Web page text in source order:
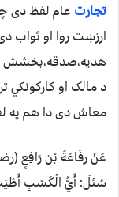
تجارت عام لفظ دی
ارزښت روا او ثواب
هدیه،صدقه،بخشش
د مالک او کارکونکي
معاش دی دا هم په
عَنْ رِفَاعَةَ بْنِ رَافِعٍ
سُئِلَ: أَيُّ الْكَسْبِ